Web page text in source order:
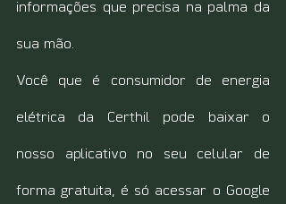
informações que precisa na palma da
sua mão.
Você que é consumidor de energia
elétrica da Certhil pode baixar o
nosso aplicativo no seu celular de
forma gratuita, é só acessar o Google